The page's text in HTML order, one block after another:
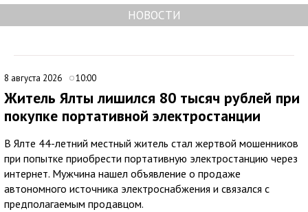
НОВОСТИ
8 августа 2026 10:00
Житель Ялты лишился 80 тысяч рублей при
покупке портативной электростанции
В Ялте 44-летний местный житель стал жертвой мошенников
при попытке приобрести портативную электростанцию через
интернет. Мужчина нашел объявление о продаже
автономного источника электроснабжения и связался с
предполагаемым продавцом.